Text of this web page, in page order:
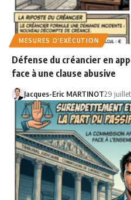
MESURES D'EXÉCUTION
Défense du créancier en
face à une clause abusive
Jacques-Eric MARTINOT29